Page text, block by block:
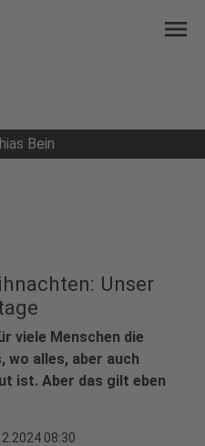
menu
Bein
Unser
viele Menschen die
wo alles, aber auch
ist. Aber das gilt eben
08:30